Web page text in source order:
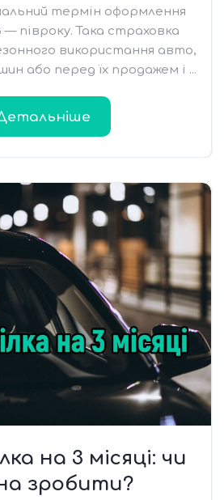
термін оформлення
півроку. Така страховка
використання авто,
або перед їх продажем і ...
на 3 місяці: чи
зробити?